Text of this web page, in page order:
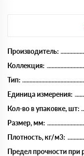
Производитель:
Коллекция:
Тип:
Единица измерения:
Кол-во в упаковке, шт:
Размер, мм:
Плотность, кг/м3:
Предел прочности при